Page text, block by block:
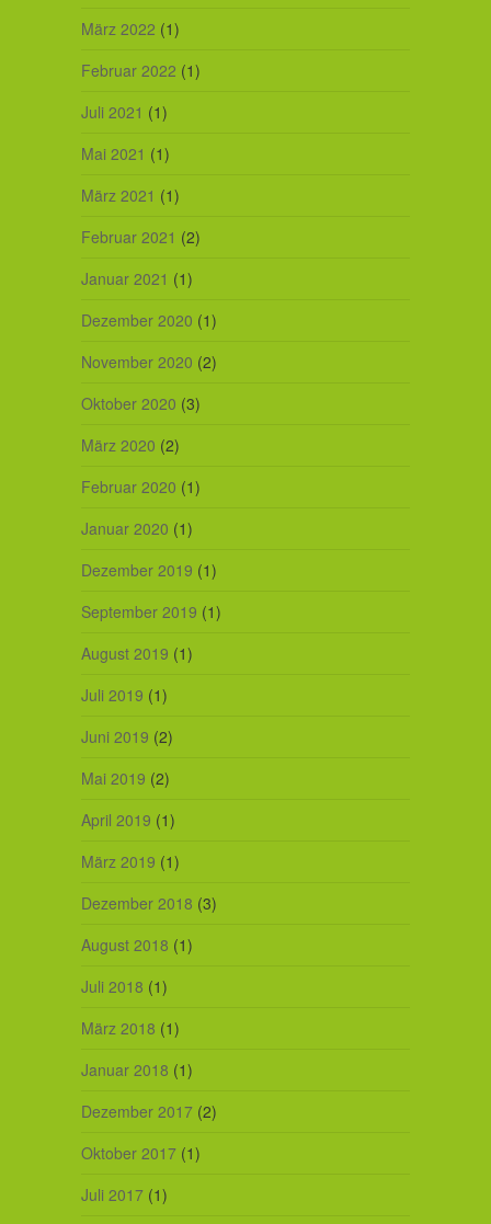
März 2022 (1)
Februar 2022 (1)
Juli 2021 (1)
Mai 2021 (1)
März 2021 (1)
Februar 2021 (2)
Januar 2021 (1)
Dezember 2020 (1)
November 2020 (2)
Oktober 2020 (3)
März 2020 (2)
Februar 2020 (1)
Januar 2020 (1)
Dezember 2019 (1)
September 2019 (1)
August 2019 (1)
Juli 2019 (1)
Juni 2019 (2)
Mai 2019 (2)
April 2019 (1)
März 2019 (1)
Dezember 2018 (3)
August 2018 (1)
Juli 2018 (1)
März 2018 (1)
Januar 2018 (1)
Dezember 2017(2)
Oktober 2017(1)
Juli 2017(1)